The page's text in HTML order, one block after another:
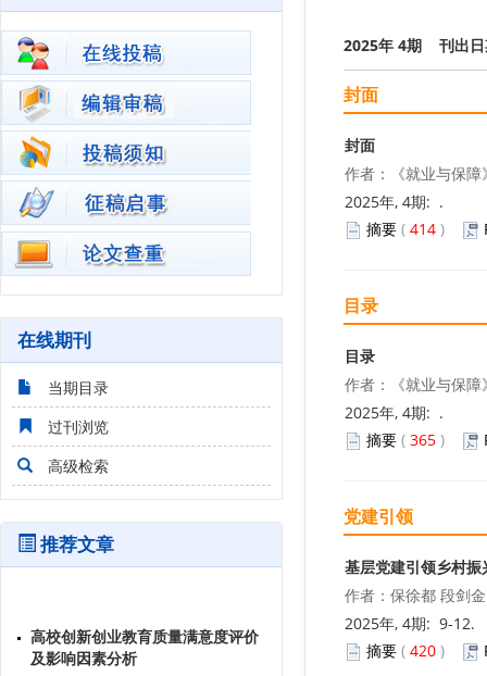
在线期刊
当期目录
过刊浏览
高级检索
推荐文章
及影响因素分析
牛洋洋 金萌
2025年 4期 刊出日
封面
封面
作者：《就业与保
2025年, 4期: .
摘要 ( 414 )
目录
目录
作者：《就业与保
2025年, 4期: .
摘要 ( 365 )
党建引领
基层党建引领乡村
作者：保徐都 段剑金
2025年, 4期: 9-12.
摘要 ( 420 )